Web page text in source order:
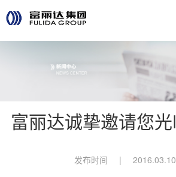
发布时间 | 2016.03.10